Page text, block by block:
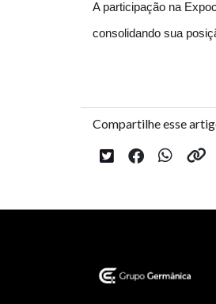
A participação na
consolidando sua
Compartilhe esse